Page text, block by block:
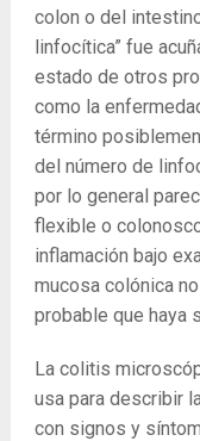
colon o del
linfocítica” fue
estado de otros
como la
término
del número de
por lo general
flexible o
inflamación bajo
mucosa colónica
probable que haya
La colitis
usa para describir
con signos y